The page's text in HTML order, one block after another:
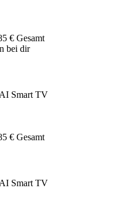
€ Gesamt
bei dir
Smart TV
€ Gesamt
Smart TV